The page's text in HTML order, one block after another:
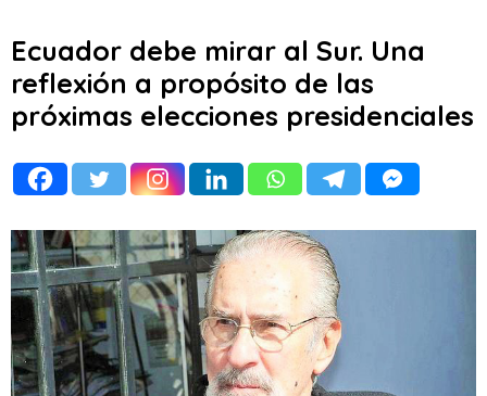
Ecuador debe mirar al Sur. Una
reflexión a propósito de las
próximas elecciones presidenciales